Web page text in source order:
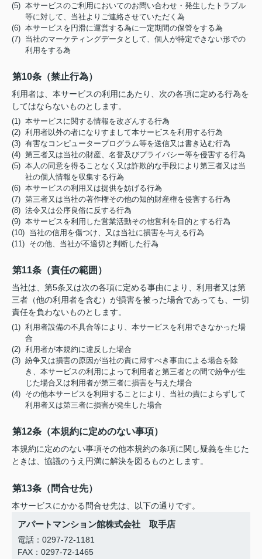
(5) 本サービスのご利用においてのお問い合わせ・発生したトラブル
等に対して、当社よりご連絡させていただく為
(6) 本サービスを円滑に運営する為に一定期間の保管をする為
(7) 当社のマーケティングデータとして、個人が特定できない形での
利用をする為
第10条（禁止行為）
利用者は、本サービスの利用にあたり、次の各項に定める行為を
してはならないものとします。
(1) 本サービスに関する情報を改ざんする行為
(2) 利用者以外の者になりすまして本サービスを利用する行為
(3) 有害なコンピュータープログラム等を送信又は書き込む行為
(4) 第三者又は当社の財産、名誉及びプライバシー等を侵害する行為
(5) 本人の同意を得ることなく又は詐欺的な手段により第三者又は当
社の個人情報を収集する行為
(6) 本サービスの利用又は提供を妨げる行為
(7) 第三者又は当社の著作権その他の知的財産権を侵害する行為
(8) 法令又は公序良俗に反する行為
(9) 本サービスを利用した営業活動その他営利を目的とする行為
(10) 当社の信用を傷つけ、又は当社に損害を与える行為
(11) その他、当社が不適切と判断した行為
第11条（責任の範囲）
当社は、第5条又は次の各項に定める事由により、利用者又は第
三者（他の利用者を含む）が損害を被った場合であっても、一切
責任を負わないものとします。
(1) 利用者設備の不具合等により、本サービスを利用できなかった場
合
(2) 利用者が本規約に違反した場合
(3) 紛争又は損害の原因が当社の責に帰すべき事由による場合を除
き、本サービスの利用によって利用者と第三者との間で紛争が生
じた場合又は利用者が第三者に損害を与えた場合
(4) その他本サービスを利用することにより、当社の責によらずして
利用者又は第三者に損害が発生した場合
第12条（本規約に定めのない事項）
本規約に定めのない事項その他本規約の条項に関し疑義を生じた
ときは、協議のうえ円満に解決を図るものとします。
第13条（問合せ先）
本サービスにかかる問合せ先は、以下の通りです。
アパートマンション館株式会社 取手店
電話：0297-72-1181
FAX：0297-72-1465